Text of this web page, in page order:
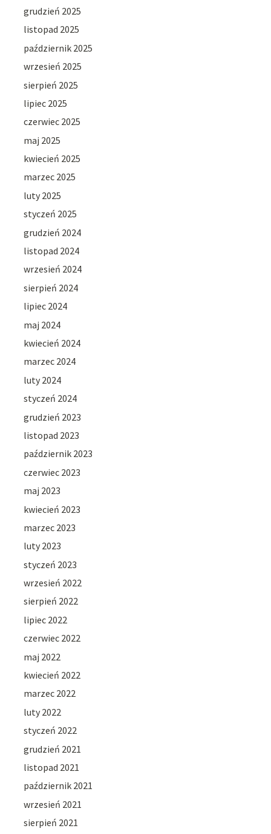
grudzień 2025
listopad 2025
październik 2025
wrzesień 2025
sierpień 2025
lipiec 2025
czerwiec 2025
maj 2025
kwiecień 2025
marzec 2025
luty 2025
styczeń 2025
grudzień 2024
listopad 2024
wrzesień 2024
sierpień 2024
lipiec 2024
maj 2024
kwiecień 2024
marzec 2024
luty 2024
styczeń 2024
grudzień 2023
listopad 2023
październik 2023
czerwiec 2023
maj 2023
kwiecień 2023
marzec 2023
luty 2023
styczeń 2023
wrzesień 2022
sierpień 2022
lipiec 2022
czerwiec 2022
maj 2022
kwiecień 2022
marzec 2022
luty 2022
styczeń 2022
grudzień 2021
listopad 2021
październik 2021
wrzesień 2021
sierpień 2021